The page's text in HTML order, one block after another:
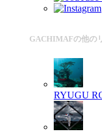
GACHIMAFの他の
RYUGU